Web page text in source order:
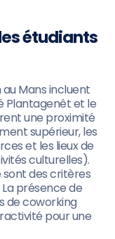
étudiants
Mans incluent
Plantagenêt et le
une proximité
supérieur, les
et les lieux de
culturelles).
sont des critères
présence de
de coworking
pour une